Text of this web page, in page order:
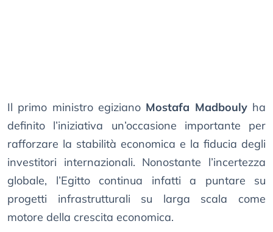
Il primo ministro egiziano Mostafa Madboulyha
definito l’iniziativa un’occasione importante per
rafforzare la stabilità economica e la fiducia degli
investitori internazionali. Nonostante l’incertezza
globale, l’Egitto continua infatti a puntare su
progetti infrastrutturali su larga scala come
motore della crescita economica.